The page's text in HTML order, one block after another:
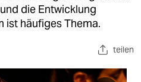
die Entwicklung
ist häufiges Thema.
teilen